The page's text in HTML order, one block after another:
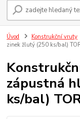
Úvod Konstrukční vruty
zinek žlutý (250 ks/bal)
zápustná
ks/bal)